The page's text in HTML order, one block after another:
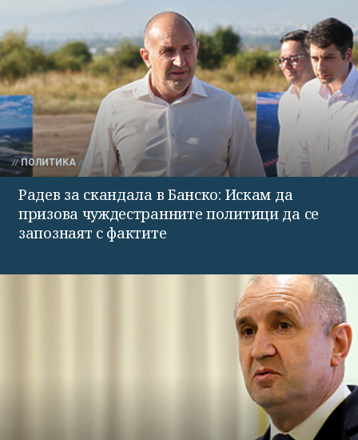
ПОЛИТИКА
Радев за скандала в Банско: Искам да
призова чуждестранните политици да се
запознаят с фактите